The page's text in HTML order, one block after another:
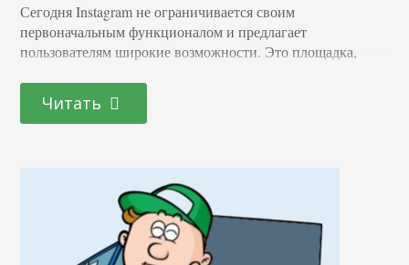
Сегодня Instagram не ограничивается своим
первоначальным функционалом и предлагает
пользователям широкие возможности. Это площадка,
формирования личного бренда, продвижения товаров и
услуг. По состоянию на 2020 год на просторах данной
масками, проводить прямые эфиры, реализовывать…
Читать